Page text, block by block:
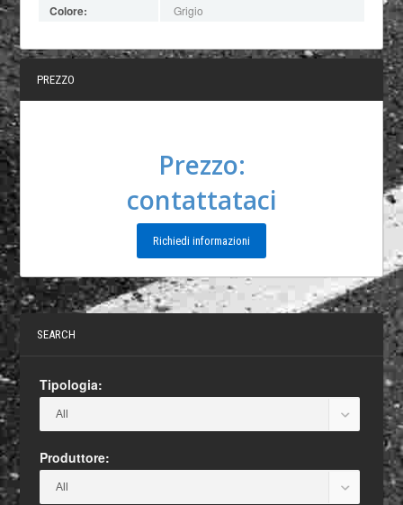
Colore: Grigio
PREZZO
Prezzo:
contattataci
Richiedi informazioni
SEARCH
Tipologia:
Produttore: